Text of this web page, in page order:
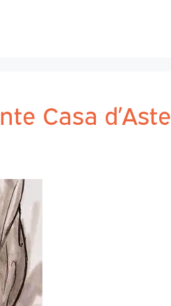
Casa d’Aste